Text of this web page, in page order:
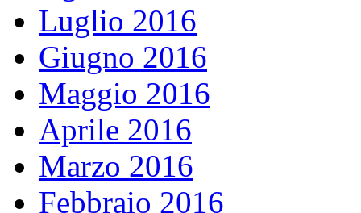
Luglio 2016
Giugno 2016
Maggio 2016
Aprile 2016
Marzo 2016
Febbraio 2016